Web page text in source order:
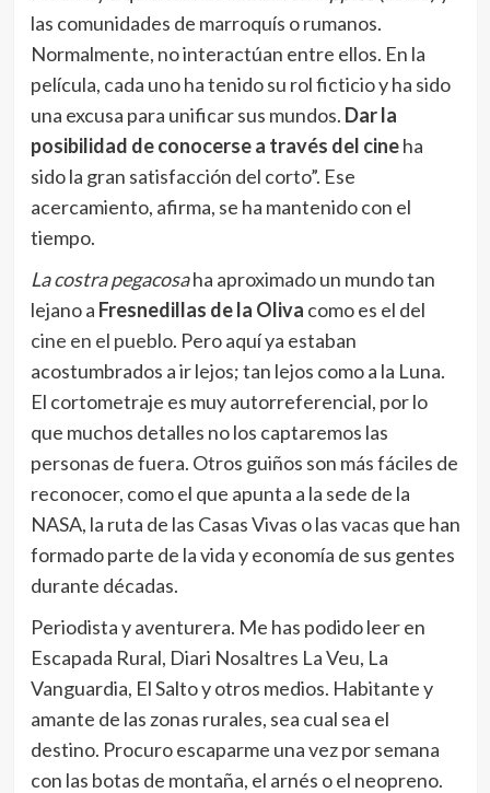
las comunidades de marroquís o rumanos.
Normalmente, no interactúan entre ellos. En la
película, cada uno ha tenido su rol ficticio y ha sido
una excusa para unificar sus mundos. Dar la
posibilidad de conocerse a través del cineha
sido la gran satisfacción del corto”. Ese
acercamiento, afirma, se ha mantenido con el
tiempo.
La costra pegacosaha aproximado un mundo tan
lejano a Fresnedillas de la Oliva como es el del
cine en el pueblo. Pero aquí ya estaban
acostumbrados a ir lejos; tan lejos como a la Luna.
El cortometraje es muy autorreferencial, por lo
que muchos detalles no los captaremos las
personas de fuera. Otros guiños son más fáciles de
reconocer, como el que apunta a la sede de la
NASA, la ruta de las Casas Vivas o lasvacas que han
formado parte de la vida y economía de sus gentes
durante décadas.
Periodista y aventurera. Me has podido leer en
Escapada Rural, Diari Nosaltres La Veu, La
Vanguardia, El Salto y otros medios. Habitante y
amante de las zonas rurales, sea cual sea el
destino. Procuro escaparme una vez por semana
con las botas de montaña, el arnés o el neopreno.